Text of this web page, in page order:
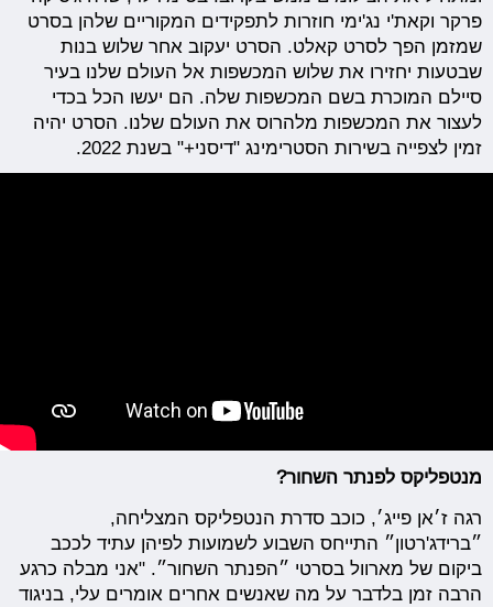
פרקר וקאת'י נג'ימי חוזרות לתפקידים המקוריים שלהן בסרט
שמזמן הפך לסרט קאלט. הסרט יעקוב אחר שלוש בנות
שבטעות יחזירו את שלוש המכשפות אל העולם שלנו בעיר
סיילם המוכרת בשם המכשפות שלה. הם יעשו הכל בכדי
לעצור את המכשפות מלהרוס את העולם שלנו. הסרט יהיה
זמין לצפייה בשירות הסטרימינג "דיסני+" בשנת 2022.
מנטפליקס לפנתר השחור?
רגה ז׳אן פייג׳, כוכב סדרת הנטפליקס המצליחה,
״ברידג'רטון״ התייחס השבוע לשמועות לפיהן עתיד לככב
ביקום של מארוול בסרטי ״הפנתר השחור״. "אני מבלה כרגע
הרבה זמן בלדבר על מה שאנשים אחרים אומרים עלי, בניגוד